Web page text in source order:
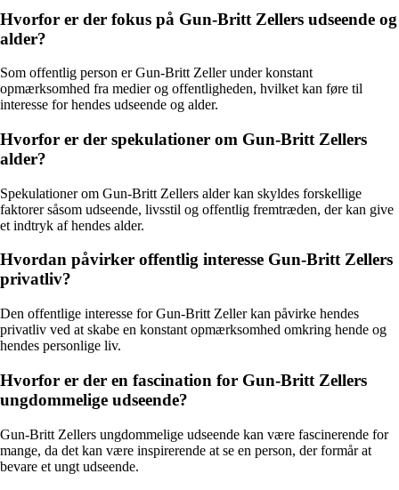
Hvorfor er der fokus på Gun-Britt Zellers udseende og
alder?
Som offentlig person er Gun-Britt Zeller under konstant
opmærksomhed fra medier og offentligheden, hvilket kan føre til
interesse for hendes udseende og alder.
Hvorfor er der spekulationer om Gun-Britt Zellers
alder?
Spekulationer om Gun-Britt Zellers alder kan skyldes forskellige
faktorer såsom udseende, livsstil og offentlig fremtræden, der kan give
et indtryk af hendes alder.
Hvordan påvirker offentlig interesse Gun-Britt Zellers
privatliv?
Den offentlige interesse for Gun-Britt Zeller kan påvirke hendes
privatliv ved at skabe en konstant opmærksomhed omkring hende og
hendes personlige liv.
Hvorfor er der en fascination for Gun-Britt Zellers
ungdommelige udseende?
Gun-Britt Zellers ungdommelige udseende kan være fascinerende for
mange, da det kan være inspirerende at se en person, der formår at
bevare et ungt udseende.